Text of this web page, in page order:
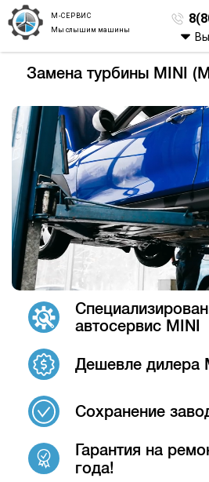
М-СЕРВИС
Мы слышим машины
Замена турбины MINI
автосервис MINI
Дешевле дилера
Сохранение
Гарантия на
года!